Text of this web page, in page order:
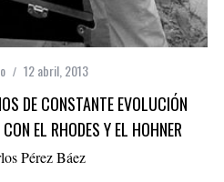
12 abril, 2013
DE CONSTANTE EVOLUCIÓN
EL RHODES Y EL HOHNER
Pérez Báez